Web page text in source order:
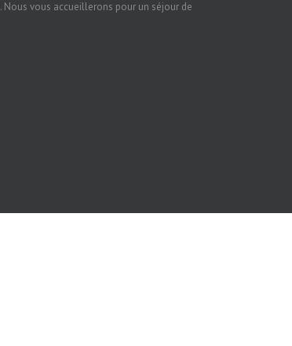
vous accueillerons pour un séjour de